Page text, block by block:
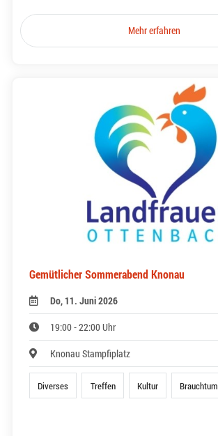
Mehr erfahren
Gemütlicher Sommerabend Knonau
Do, 11. Juni 2026
19:00 - 22:00 Uhr
Knonau Stampfiplatz
Diverses Treffen Kultur Brauchtum